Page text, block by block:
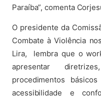
Paraíba”, comenta
O presidente da
Combate à Violência
Lira, lembra que o
apresentar
procedimentos
acessibilidade e